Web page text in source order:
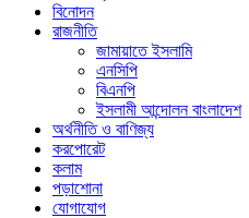
বিনোদন
রাজনীতি
জামায়াতে ইসলামি
এনসিপি
বিএনপি
ইসলামী আন্দোলন বাংলাদেশ
অর্থনীতি ও বাণিজ্য
করপোরেট
কলাম
পড়াশোনা
যোগাযোগ